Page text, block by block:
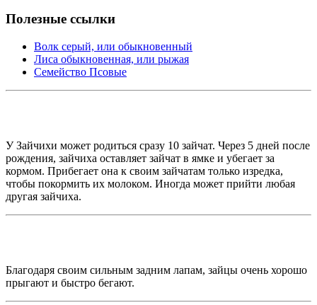
Полезные ссылки
Волк серый, или обыкновенный
Лиса обыкновенная, или рыжая
Семейство Псовые
У Зайчихи может родиться сразу 10 зайчат. Через 5 дней после
рождения, зайчиха оставляет зайчат в ямке и убегает за
кормом. Прибегает она к своим зайчатам только изредка,
чтобы покормить их молоком. Иногда может прийти любая
другая зайчиха.
Благодаря своим сильным задним лапам, зайцы очень хорошо
прыгают и быстро бегают.